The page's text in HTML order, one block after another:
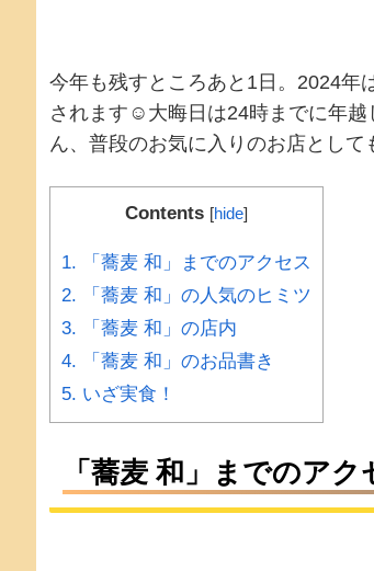
今年も残すところあと1日。2024年
されます☺️大晦日は24時までに年越
ん、普段のお気に入りのお店とし
Contents [hide]
1. 「蕎麦 和」までのアクセス
2. 「蕎麦 和」の人気のヒミツ
3. 「蕎麦 和」の店内
4. 「蕎麦 和」のお品書き
5. いざ実食！
「蕎麦 和」までのアク